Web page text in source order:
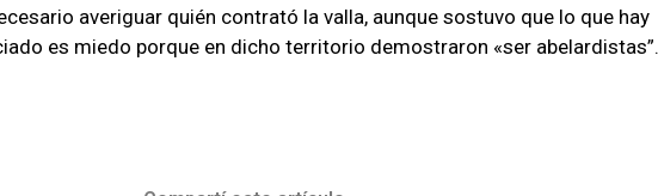
averiguar quién contrató la valla, aunque sostuvo que lo que hay
es miedo porque en dicho territorio demostraron «ser abelardistas”.